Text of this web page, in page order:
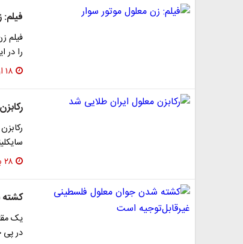
فیلم
را در
۱۸ اردیبهشت ۱۳۹۷
۲۸ بهمن ۱۳۹۶
یک
در پی